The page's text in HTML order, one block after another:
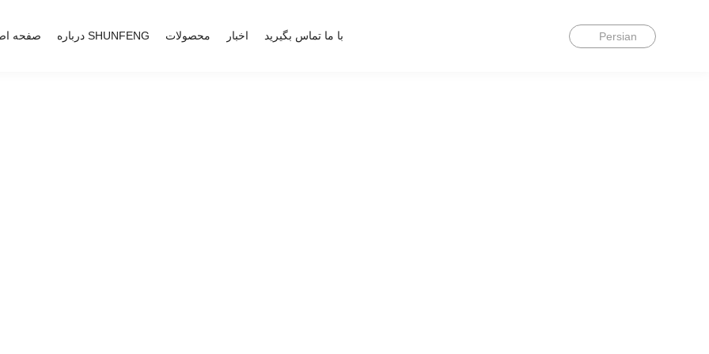
صفحه درباره SHUNFENG محصولات اخبار با ما تماس بگیرید Persian